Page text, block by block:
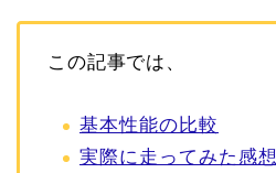
この記事では、
基本性能の比較
実際に走ってみた感想